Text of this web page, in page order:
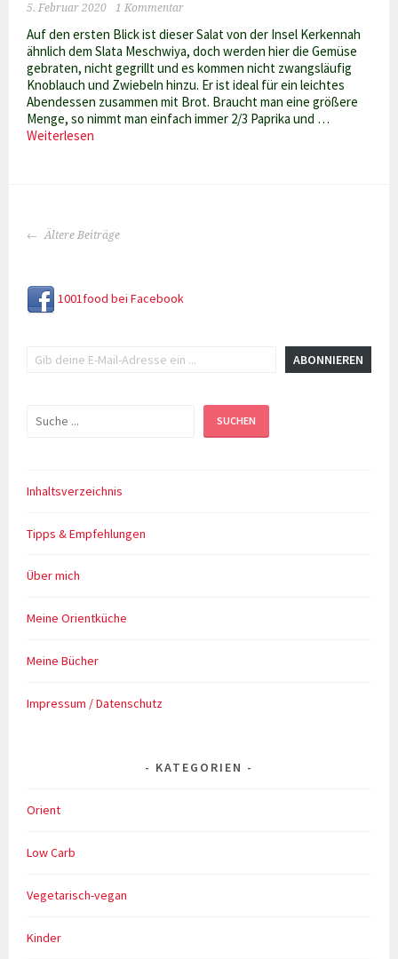
5. Februar 2020 1 Kommentar
Auf den ersten Blick ist dieser Salat von der Insel Kerkennah
ähnlich dem Slata Meschwiya, doch werden hier die Gemüse
gebraten, nicht gegrillt und es kommen nicht zwangsläufig
Knoblauch und Zwiebeln hinzu. Er ist ideal für ein leichtes
Abendessen zusammen mit Brot. Braucht man eine größere
Menge, so nimmt man einfach immer 2/3 Paprika und …
Weiterlesen
BEITRAGS-
Ältere Beiträge
1001food bei Facebook
ABONNIEREN
Suchen SUCHEN
Inhaltsverzeichnis
Tipps & Empfehlungen
Über mich
Meine Orientküche
Meine Bücher
Impressum / Datenschutz
KATEGORIEN
Orient
Low Carb
Vegetarisch-vegan
Kinder